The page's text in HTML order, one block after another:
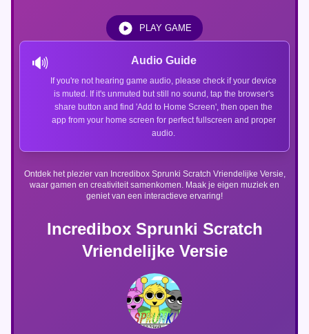
Incredibox Sprunki Scratch
Vriendelijke Versie
Ontdek het plezier van Incredibox Sprunki Scratch Vriendelijke Versie,
waar gamen en creativiteit samenkomen. Maak je eigen muziek en
geniet van een interactieve ervaring!
🔊 Audio Guide
If you're not hearing game audio, please check if your device
is muted. If it's unmuted but still no sound, tap the browser's
share button and find 'Add to Home Screen', then open the
app from your home screen for perfect fullscreen and proper
audio.
PLAY GAME